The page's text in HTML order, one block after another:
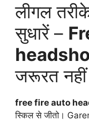
लीगल
सुधारें –
जरूरत नहीं
free fire auto
स्किल से जीतो।